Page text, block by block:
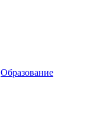
Образование